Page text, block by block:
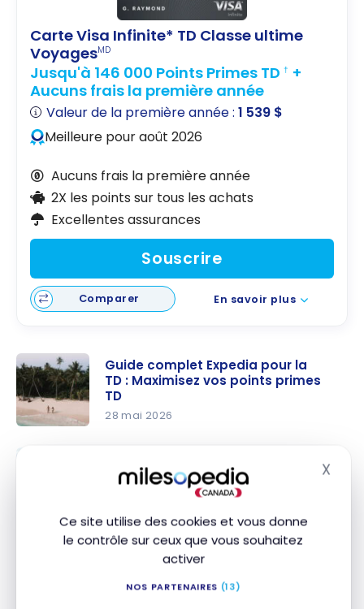
Ce site utilise des cookies et vous donne
le contrôle sur ceux que vous souhaitez
activer
NOS PARTENAIRES (13)
X
Carte Visa Infinite* TD Classe ultime
VoyagesMD
Jusqu'à 146 000 Points Primes TD † +
Aucuns frais la première année
Valeur de la première année :1 539 $
Meilleure pour août 2026
Aucuns frais la première année
2X les points sur tous les achats
Excellentes assurances
Souscrire
Comparer En savoir plus
complet
Maximisez
vos points
Guide complet Expedia pour la
TD : Maximisez vos points primes
TD
28 mai 2026
stratégies
7 stratégies pour économiser sur
la réservation d’hôtels
indépendants
Voici quelques adresses :